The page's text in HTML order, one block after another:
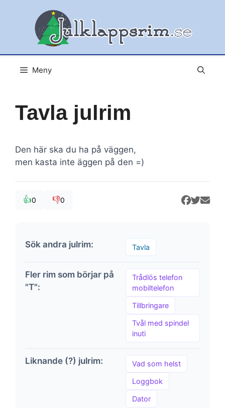
Meny
Tavla julrim
Den här ska du ha på väggen,
men kasta inte äggen på den =)
👍0 👎0
Sök andra julrim: Tavla
Fler rim som börjar på
"T":
Trådlös telefon
mobiltelefon
Tillbringare
Tvål med spindel
inuti
Liknande (?) julrim: Vad som helst
Loggbok
Dator